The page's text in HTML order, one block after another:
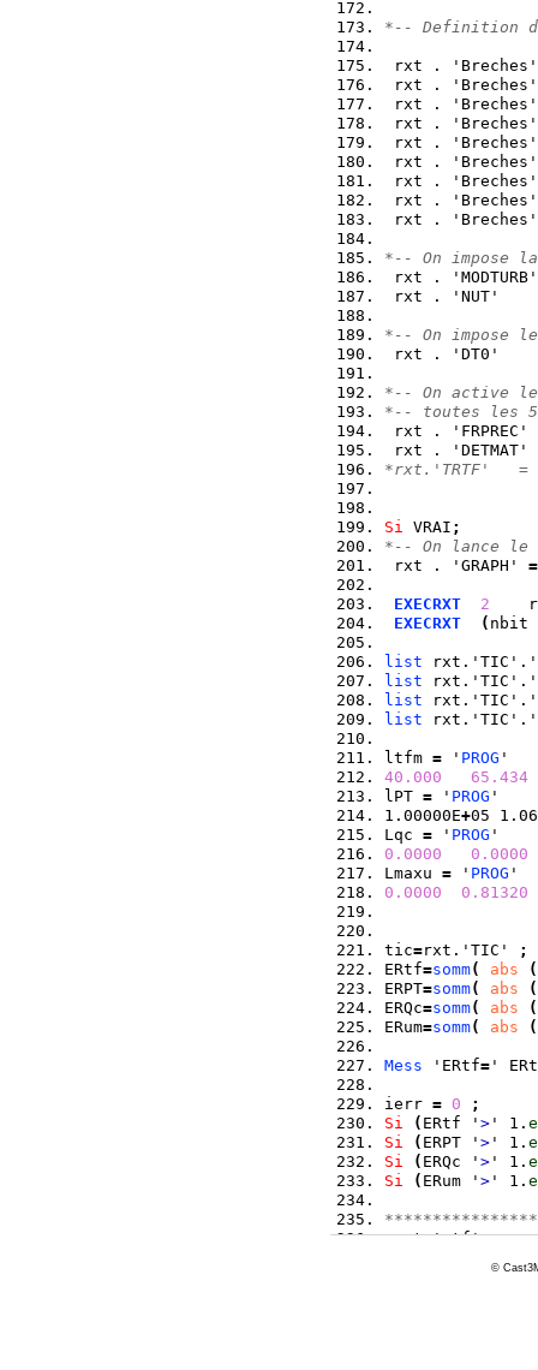
*-- Definition
rxt .
rxt .
rxt .
rxt .
rxt .
rxt .
rxt .
rxt .
rxt .
*-- On impose
rxt .
rxt .
*-- On impose
rxt . 'DT0'
*-- On active le
*-- toutes les
rxt . 'FRPREC'
rxt . 'DETMAT'
*rxt.'TRTF'
Si VRAI ;
*-- On lance le
rxt . 'GRAPH' =
EXECRXT 2
EXECRXT
( nbit
list
list
list
list
ltfm = ' PROG '
40.000
65.434
lPT = ' PROG '
1.00000E+05
Lqc = ' PROG '
0.0000
0.0000
Lmaxu = ' PROG '
0.0000
0.81320
tic=rxt.'TIC'
;
ERtf=somm( abs
(
ERPT=somm( abs
(
ERQc=somm( abs
(
ERum=somm( abs (
Mess 'ERtf= '
ierr = 0
;
Si
( ERtf ' > ' 1. e
Si
( ERPT ' > ' 1. e
Si
( ERQc ' > ' 1. e
Si
( ERum ' > ' 1. e
rxt.'vtf' =
rxt .
©